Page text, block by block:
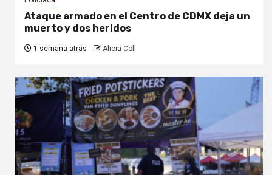
Ataque armado en el Centro de CDMX deja un
muerto y dos heridos
1 semana atrás Alicia Coll